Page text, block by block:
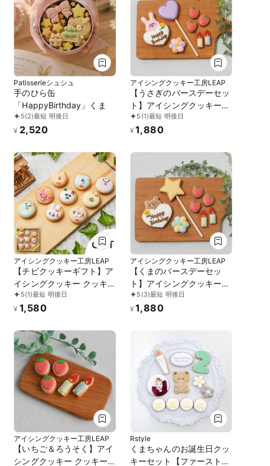
Patisserieシュシュ
手のひら缶
「HappyBirthday」くま
5(2)最短 明後日
¥ 2,520
アイシングクッキー工房LEAP
【うさぎのバースデーセッ
ト】アイシングクッキー
クッキー ケーキデコレー
ション バースデーケーキ
ケーキデコレーション か
わいい お菓子 うさぎ 女の
子 男の子
5 (1)最短 明後日
¥ 1,880
アイシングクッキー工房LEAP
【チビクッキーギフト】ア
イシングクッキー クッキ
ー ギフト 詰め合わせ ブタ
イヌ 犬 クマ ネコ 猫 スマ
カエル かわいい お菓子
5(1)最短 明後日
¥ 1,580
アイシングクッキー工房LEAP
【くまのバースデーセッ
ト】アイシングクッキー
クッキー ケーキデコレー
ション バースデーケーキ
わいい お菓子 くま 女の子
男の子
5 (3)最短 明後日
¥ 1,880
アイシングクッキー工房LEAP
【いちご＆ろうそく】アイ
シングクッキー クッキー
Rstyle
くまちゃんのお誕生日クッ
キーセット【ファーストバ